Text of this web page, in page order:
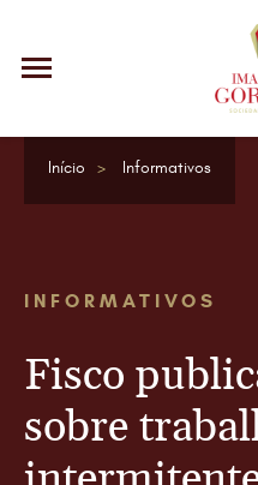
Início Informativos
INFORMATIVOS
Fisco
sobre